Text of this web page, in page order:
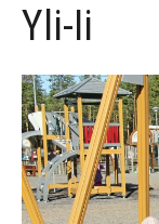
Yli-Ii